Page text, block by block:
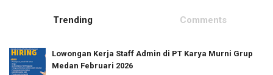
Trending Comments
Lowongan Kerja Staff Admin di PT Karya Murni Grup
Medan Februari 2026